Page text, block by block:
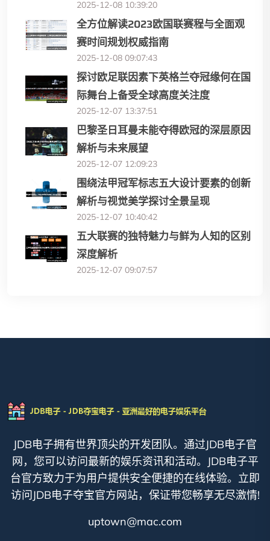
2025-12-08 10:39:20
全方位解读2023欧国联赛程与全面观
赛时间规划权威指南
2025-12-08 09:07:43
探讨欧足联因素下英格兰夺冠缘何在国
际舞台上备受全球高度关注度
2025-12-07 13:37:51
巴黎圣日耳曼未能夺得欧冠的深层原因
解析与未来展望
2025-12-07 12:09:23
围绕法甲冠军标志五大设计要素的创新
解析与视觉美学探讨全景呈现
2025-12-07 10:40:42
五大联赛的独特魅力与鲜为人知的区别
深度解析
2025-12-07 09:07:57
JDB电子拥有世界顶尖的开发团队。通过JDB电子官
网，您可以访问最新的娱乐资讯和活动。JDB电子平
台官方致力于为用户提供安全便捷的在线体验。立即
访问JDB电子夺宝官方网站，保证带您畅享无尽激情!
uptown@mac.com